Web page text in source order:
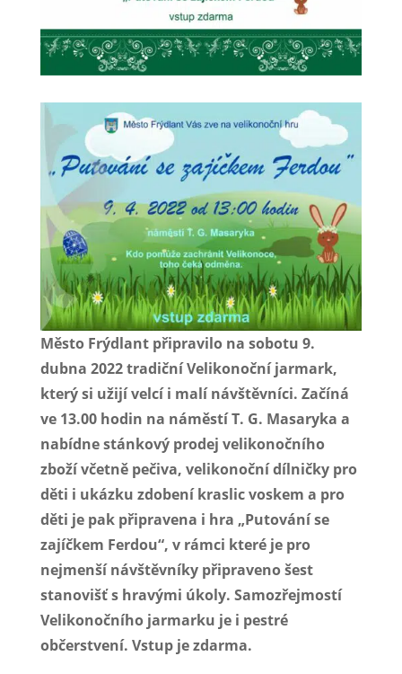
Město Frýdlant připravilo na sobotu 9.
dubna 2022 tradiční Velikonoční jarmark,
který si užijí velcí i malí návštěvníci. Začíná
ve 13.00 hodin na náměstí T. G. Masaryka a
nabídne stánkový prodej velikonočního
zboží včetně pečiva, velikonoční dílničky pro
děti i ukázku zdobení kraslic voskem a pro
děti je pak připravena i hra „Putování se
zajíčkem Ferdou“, v rámci které je pro
nejmenší návštěvníky připraveno šest
stanovišť s hravými úkoly. Samozřejmostí
Velikonočního jarmarku je i pestré
občerstvení. Vstup je zdarma.